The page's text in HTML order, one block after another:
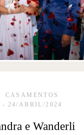
CASAMENTOS
24/ABRIL/2024
e Wanderli